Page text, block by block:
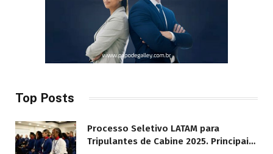
Top Posts
Processo Seletivo LATAM para
Tripulantes de Cabine 2025. Principais